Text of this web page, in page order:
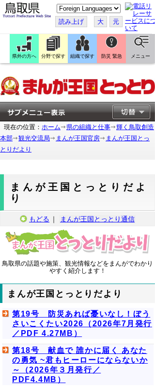
こ
の
ペ
ー
ジ
翻
訳
す
読み上げ 大 元
県外の方へ 分野で探す 組織で探す 防災 緊急 メニュー
現在の位置： ホーム 県の組織と仕事
輝く鳥取創造
本部
観光交流局 まんが王国官房
まんが王国とっ
とりだより
まんが王国とっとりだよ
り
もどる ｜ まんが王国とっとり通信
鳥取県の話題や施策、観光情報などをまんがでわかり
やすく紹介します！
まんが王国とっとりだより
第19号 防災あれば憂いなし！ぼう
さいこくたい2026（2026年7月発行
／PDF 4.27MB）
第18号 献血で 誰かに届く あなた
の勇気 ~君もヒーローにならないか
～（2026年３月発行／
PDF4.4MB）